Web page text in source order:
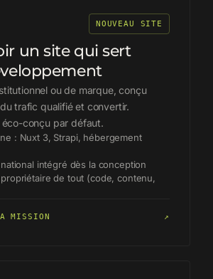
NOUVEAU SITE
un site qui sert
ou de marque, conçu
trafic qualifié et convertir.
conçu par défaut.
: Nuxt 3, Strapi, hébergement
national intégré dès la conception
de tout (code, contenu,
MISSION ↗